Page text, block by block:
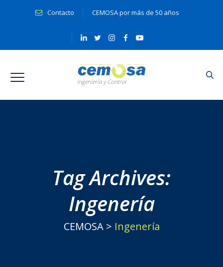
Contacto CEMOSA por más de 50 años
Tag Archives:
Ingenería
CEMOSA> Ingenería